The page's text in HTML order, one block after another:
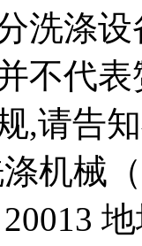
洗涤
不代
,请告
机械